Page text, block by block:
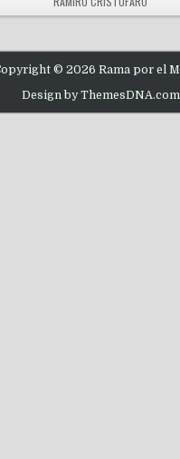
© 2026 Rama por el
Design by ThemesDNA.com